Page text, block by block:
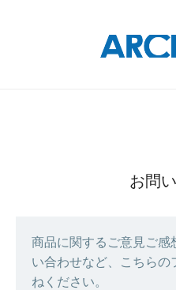
お問
商品に関するご意見ご感
い合わせなど、こちら
ねください。